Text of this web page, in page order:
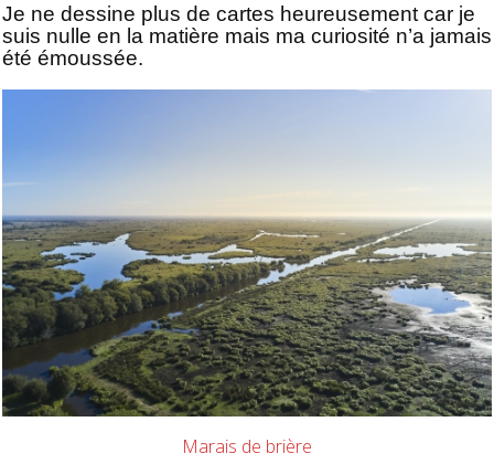
Je ne dessine plus de cartes heureusement car je
suis nulle en la matière mais ma curiosité n’a jamais
été émoussée.
Marais de brière